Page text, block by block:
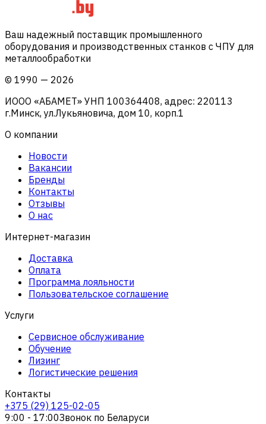
Ваш надежный поставщик промышленного
оборудования и производственных станков с ЧПУ для
металлообработки
© 1990 — 2026
ИООО «АБАМЕТ» УНП 100364408, адрес: 220113
г.Минск, ул.Лукьяновича, дом 10, корп.1
О компании
Новости
Вакансии
Бренды
Контакты
Отзывы
О нас
Интернет-магазин
Доставка
Оплата
Программа лояльности
Пользовательское соглашение
Услуги
Сервисное обслуживание
Обучение
Лизинг
Логистические решения
Контакты
+375 (29) 125-02-05
9:00 - 17:00Звонок по Беларуси